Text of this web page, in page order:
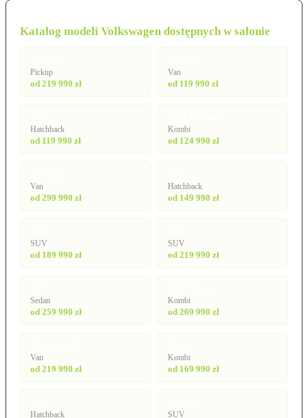
Katalog modeli Volkswagen dostępnych w salonie
Pickup
od 219 990 zł
Van
od 119 990 zł
Hatchback
od 119 990 zł
Kombi
od 124 990 zł
Van
od 299 990 zł
Hatchback
od 149 990 zł
SUV
od 189 990 zł
SUV
od 219 990 zł
Sedan
od 259 990 zł
Kombi
od 269 990 zł
Van
od 219 990 zł
Kombi
od 169 990 zł
Hatchback SUV